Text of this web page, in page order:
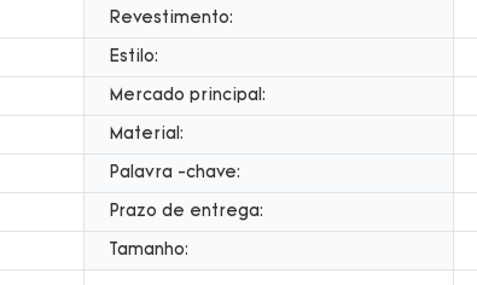
Revestimento:
Estilo:
Mercado principal:
Material:
Palavra -chave:
Prazo de entrega:
Tamanho: